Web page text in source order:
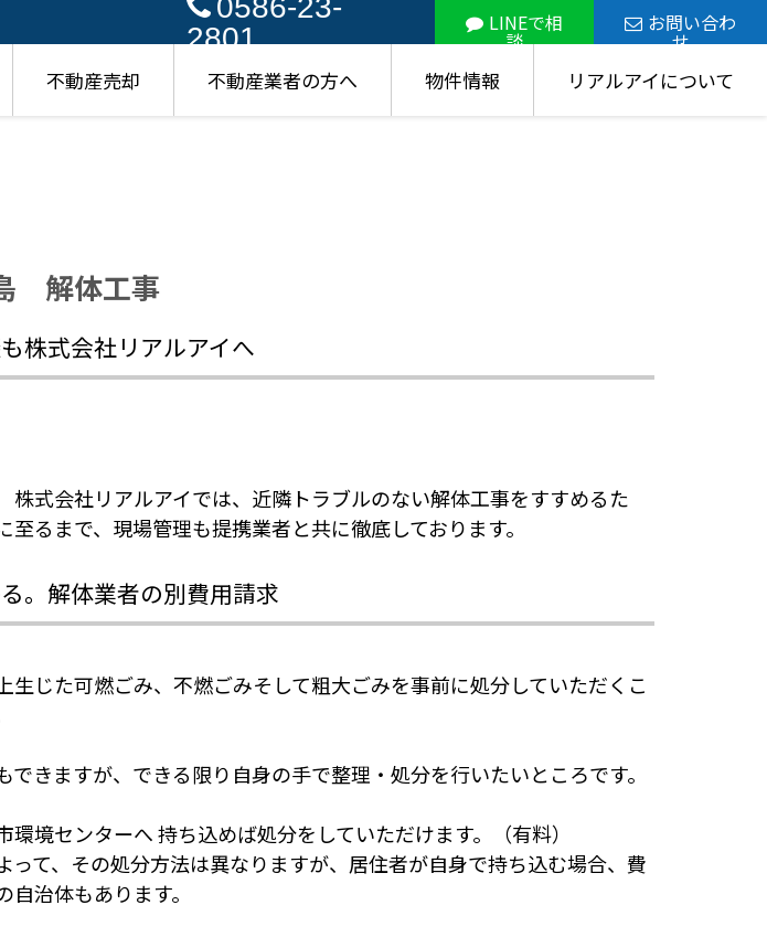
2801
LINEで相
談
お問い合わ
せ
不動産売却 不動産業者の方へ 物件情報 リアルアイについて
解体工事
株式会社リアルアイへ
式会社リアルアイでは、近隣トラブルのない解体工事をすすめるた
至るまで、現場管理も提携業者と共に徹底しております。
。解体業者の別費用請求
生じた可燃ごみ、不燃ごみそして粗大ごみを事前に処分していただくこ
できますが、できる限り自身の手で整理・処分を行いたいところです。
環境センターへ 持ち込めば処分をしていただけます。（有料）
って、その処分方法は異なりますが、居住者が自身で持ち込む場合、費
治体もあります。